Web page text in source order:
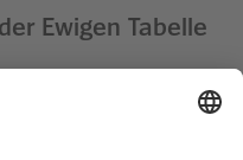
Ewigen Tabelle